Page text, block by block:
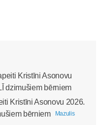
Kristīni Asonovu 2026.
bērniem
Mazulis